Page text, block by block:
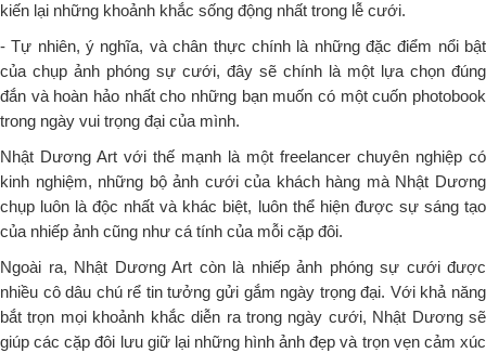
kiến lại những khoảnh khắc sống động nhất trong lễ cưới.
- Tự nhiên, ý nghĩa, và chân thực chính là những đặc điểm nổi bật
của chụp ảnh phóng sự cưới, đây sẽ chính là một lựa chọn đúng
đắn và hoàn hảo nhất cho những bạn muốn có một cuốn photobook
trong ngày vui trọng đại của mình.
Nhật Dương Art với thế mạnh là một freelancer chuyên nghiệp có
kinh nghiệm, những bộ ảnh cưới của khách hàng mà Nhật Dương
chụp luôn là độc nhất và khác biệt, luôn thể hiện được sự sáng tạo
của nhiếp ảnh cũng như cá tính của mỗi cặp đôi.
Ngoài ra, Nhật Dương Art còn là nhiếp ảnh phóng sự cưới được
nhiều cô dâu chú rể tin tưởng gửi gắm ngày trọng đại. Với khả năng
bắt trọn mọi khoảnh khắc diễn ra trong ngày cưới, Nhật Dương sẽ
giúp các cặp đôi lưu giữ lại những hình ảnh đẹp và trọn vẹn cảm xúc